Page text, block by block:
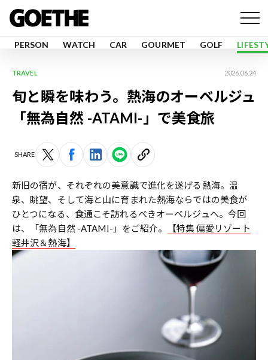
PERSON WATCH CAR GOURMET GOLF
TRAVEL 2026.06.24
旬と瞬を味わう。熱海のオーベルジュ
「無為自然 -ATAMI-」で美食旅
SHARE
新旧の宿が、それぞれの美意識で進化を遂げる熱海。温
泉、眺望、そして海と山に育まれた熱海ならではの美食が
ひとつになる、食通こそ訪れるべきオーベルジュへ。今回
は、「無為自然 -ATAMI-」をご紹介。
【特集 偏愛リゾート
軽井沢＆熱海】